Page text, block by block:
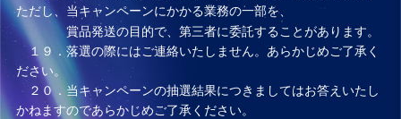
ただし、当キャンペーンにかかる業務の一部を、
賞品発送の目的で、第三者に委託することがあります。
１９．落選の際にはご連絡いたしません。あらかじめご了承く
ださい。
２０．当キャンペーンの抽選結果につきましてはお答えいたし
かねますのであらかじめご了承ください。